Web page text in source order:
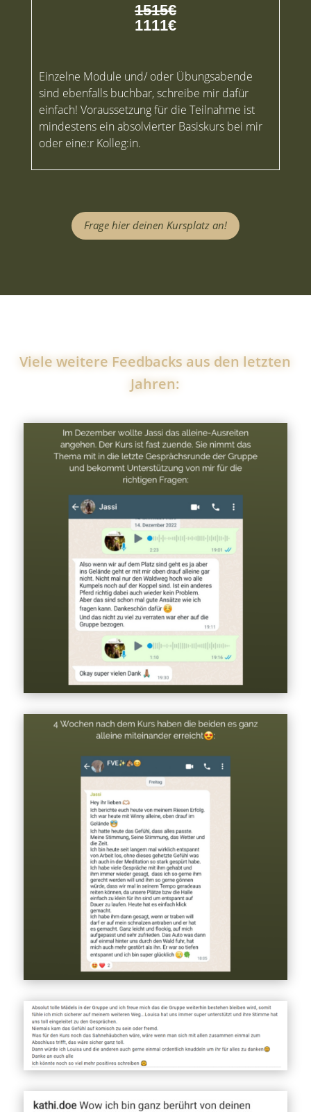
1515€
1111€
Einzelne Module und/ oder Übungsabende
sind ebenfalls buchbar, schreibe mir dafür
einfach! Voraussetzung für die Teilnahme ist
mindestens ein absolvierter Basiskurs bei mir
oder eine:r Kolleg:in.
Frage hier deinen Kursplatz an!
Viele weitere Feedbacks aus den letzten
Jahren: